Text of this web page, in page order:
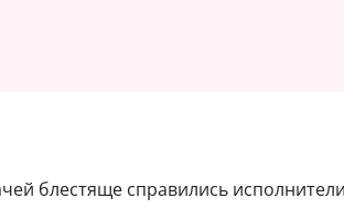
блестяще справились